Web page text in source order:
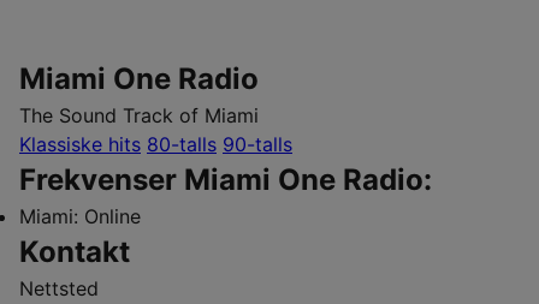
Miami One Radio
The Sound Track of Miami
Klassiske hits 80-talls 90-talls
Frekvenser Miami One Radio:
Miami: Online
Kontakt
Nettsted